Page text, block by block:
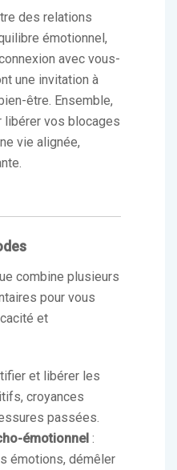
des relations
émotionnel,
avec vous-
une invitation à
être. Ensemble,
libérer vos blocages
vie alignée,
combine plusieurs
pour vous
et
et libérer les
croyances
passées.
émotionnel :
émotions, démêler